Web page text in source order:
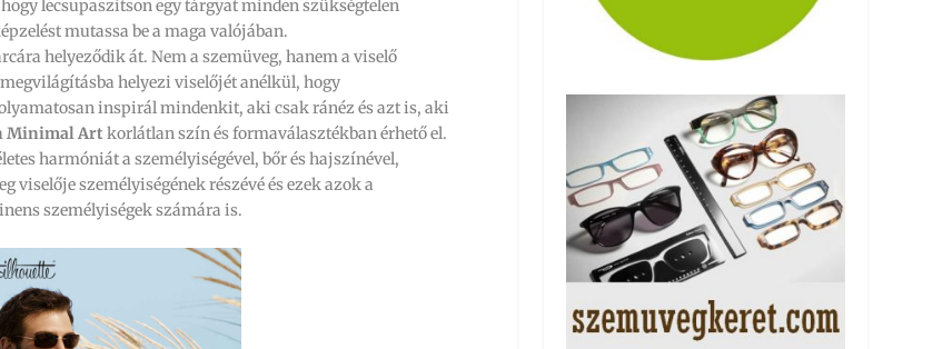
lecsupaszítson egy tárgyat minden szükségtelen
mutassa be a maga valójában.
helyeződik át. Nem a szemüveg, hanem a viselő
helyezi viselőjét anélkül, hogy
inspirál mindenkit, aki csak ránéz és azt is, aki
Minimal Artkorlátlan szín és formaválasztékban érhető el.
harmóniát a személyiségével, bőr és hajszínével,
viselője személyiségének részévé és ezek azok a
személyiségek számára is.